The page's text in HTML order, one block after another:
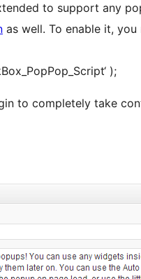
to support any
as well. To enable it,
);
to completely take